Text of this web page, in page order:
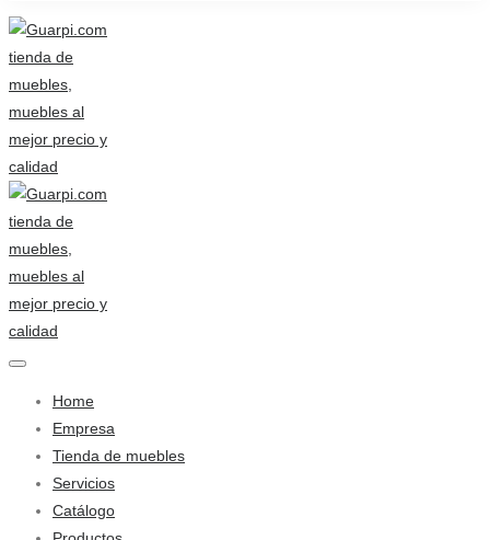
Home
Empresa
Tienda de muebles
Servicios
Catálogo